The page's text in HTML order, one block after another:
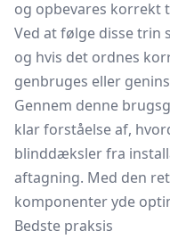
og opbevares korrekt
Ved at følge disse trin
og hvis det ordnes
genbruges eller
Gennem denne
klar forståelse af,
blinddæksler fra
aftagning. Med den
komponenter yde
Bedste praksis